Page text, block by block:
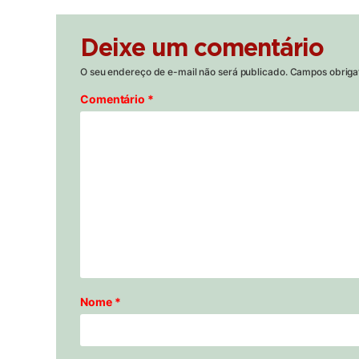
Deixe um comentário
O seu endereço de e-mail não será publicado. Campos
Comentário *
Nome *